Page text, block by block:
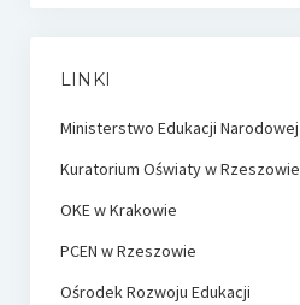
LINKI
Ministerstwo Edukacji Narodowej
Kuratorium Oświaty w Rzeszowie
OKE w Krakowie
PCEN w Rzeszowie
Ośrodek Rozwoju Edukacji